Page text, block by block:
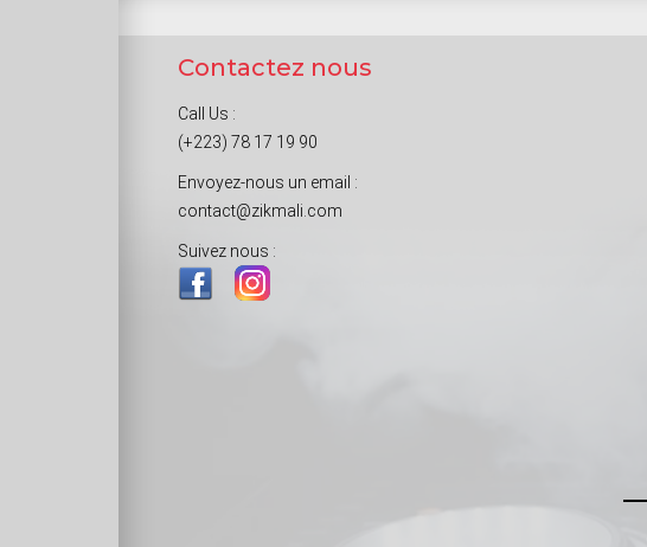
Contactez nous
Call Us :
(+223) 78 17 19 90
Envoyez-nous un email :
contact@zikmali.com
Suivez nous :